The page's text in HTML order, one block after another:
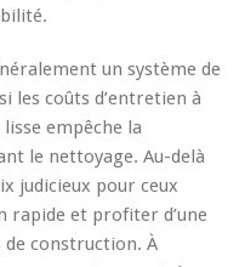
un système de
coûts d’entretien à
empêche la
le nettoyage. Au-delà
judicieux pour ceux
rapide et profiter d’une
de construction. À